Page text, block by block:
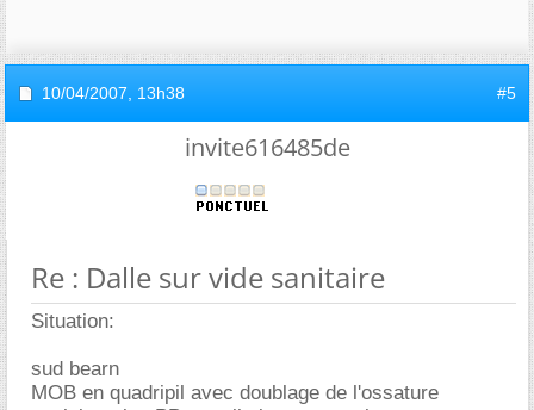
10/04/2007, 13h38 #5
invite616485de
Re : Dalle sur vide sanitaire
Situation:
sud bearn
MOB en quadripil avec doublage de l'ossature